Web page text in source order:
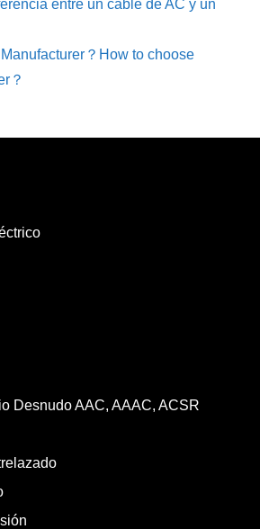
entre un cable de AC y un
？How to choose
？
Desnudo AAC, AAAC, ACSR